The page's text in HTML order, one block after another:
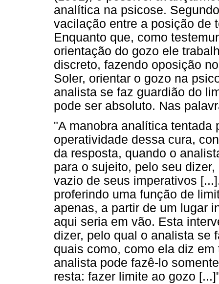
analítica na psicose.
vacilação entre a posição de
Enquanto que, como
orientação do gozo ele
discreto, fazendo oposição
Soler, orientar o gozo na
analista se faz guardião do
pode ser absoluto. Nas
"A manobra analítica tentada
operatividade dessa cura,
da resposta, quando o
para o sujeito, pelo seu
vazio de seus imperativos
proferindo uma função de
apenas, a partir de um lugar
aqui seria em vão. Esta
dizer, pelo qual o analista se
quais como, como ela diz
analista pode fazê-lo
resta: fazer limite ao gozo